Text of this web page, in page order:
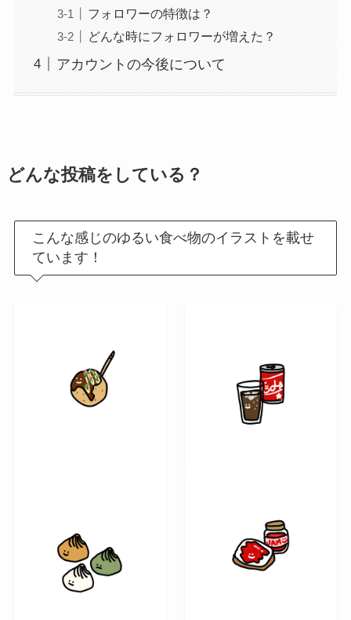
フォロワーの特徴は？
どんな時にフォロワーが増えた？
アカウントの今後について
どんな投稿をしている？
こんな感じのゆるい食べ物のイラストを載せ
ています！